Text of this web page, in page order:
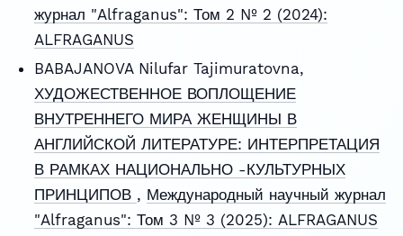
журнал "Alfraganus": Том 2 № 2 (2024):
ALFRAGANUS
BABAJANOVA Nilufar Tajimuratovna,
ХУДОЖЕСТВЕННОЕ ВОПЛОЩЕНИЕ
ВНУТРЕННЕГО МИРА ЖЕНЩИНЫ В
АНГЛИЙСКОЙ ЛИТЕРАТУРЕ: ИНТЕРПРЕТАЦИЯ
В РАМКАХ НАЦИОНАЛЬНО -КУЛЬТУРНЫХ
ПРИНЦИПОВ , Международный научный журнал
"Alfraganus": Том 3 № 3 (2025): ALFRAGANUS